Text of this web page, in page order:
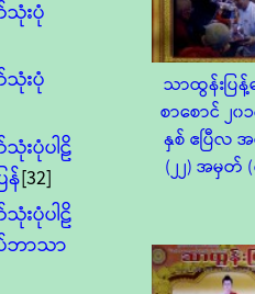
းပုံ
းပုံ
းပုံပါဠိ
န်[32]
းပုံပါဠိ
ဘာသာ
သာထွန်းပြန့်
စာစောင် ၂၀
နှစ် ဧပြီလ
(၂၂) အမှတ်